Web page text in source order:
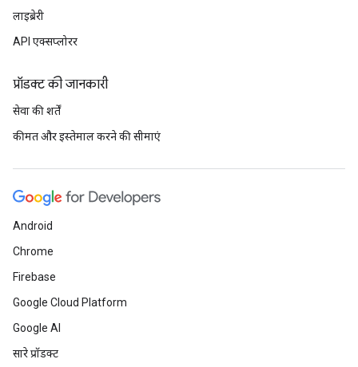
लाइब्रेरी
API एक्सप्लोरर
प्रॉडक्ट की जानकारी
सेवा की शर्तें
कीमत और इस्तेमाल करने की सीमाएं
Android
Chrome
Firebase
Google Cloud Platform
Google AI
सारे प्रॉडक्ट